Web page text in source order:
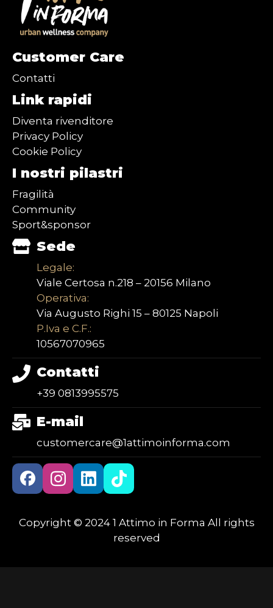
Customer Care
Contatti
Link rapidi
Diventa rivenditore
Privacy Policy
Cookie Policy
I nostri pilastri
Fragilità
Community
Sport&sponsor
Sede
Legale:
Viale Certosa n.218 – 20156 Milano
Operativa:
Via Augusto Righi 15 – 80125 Napoli
P.Iva e C.F.:
10567070965
Contatti
+39 0813995575
E-mail
customercare@1attimoinforma.com
Copyright © 2024 1 Attimo in Forma All rights
reserved